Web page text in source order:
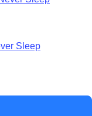
Sleep